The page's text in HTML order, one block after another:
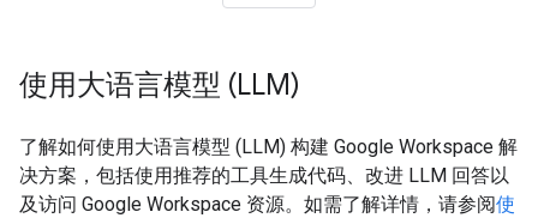
使用大语言模型 (LLM)
了解如何使用大语言模型 (LLM) 构建 Google Workspace 解
决方案，包括使用推荐的工具生成代码、改进 LLM 回答以
及访问 Google Workspace 资源。如需了解详情，请参阅使